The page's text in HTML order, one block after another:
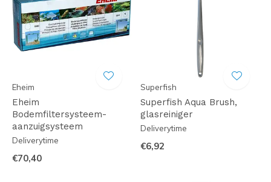
Eheim
Eheim
Bodemfiltersysteem-
aanzuigsysteem
Deliverytime
€70,40
Superfish
Superfish Aqua Brush,
glasreiniger
Deliverytime
€6,92